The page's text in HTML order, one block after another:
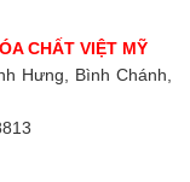
CHẤT VIỆT MỸ
Hưng, Bình Chánh,